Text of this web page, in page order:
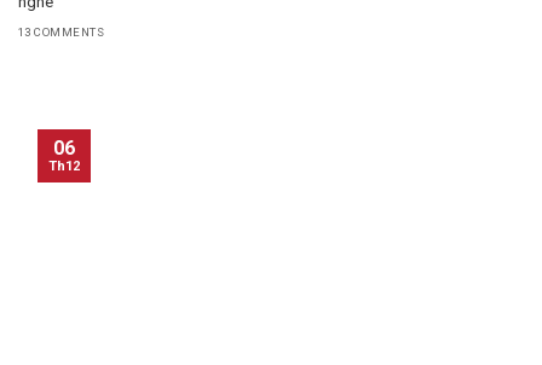
13 COMMENTS
06
Th12